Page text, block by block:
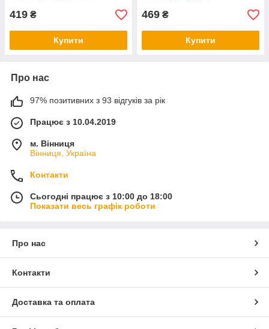
419 ₴
Купити
469 ₴
Купити
Про нас
97% позитивних з 93 відгуків за рік
Працює з 10.04.2019
м. Вінниця
Вінниця, Україна
Контакти
Сьогодні працює з 10:00 до 18:00
Показати весь графік роботи
Про нас
Контакти
Доставка та оплата